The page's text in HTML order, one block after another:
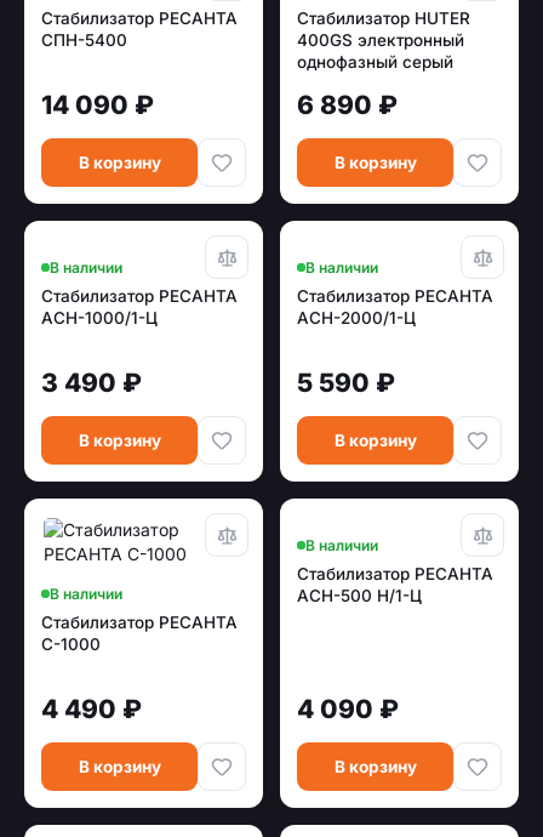
Стабилизатор РЕСАНТА
СПН-5400
14 090 ₽
В корзину
Стабилизатор HUTER
400GS электронный
однофазный серый
6 890 ₽
В корзину
В наличии
Стабилизатор РЕСАНТА
АСН-1000/1-Ц
3 490 ₽
В корзину
В наличии
Стабилизатор РЕСАНТА
АСН-2000/1-Ц
5 590 ₽
В корзину
В наличии
Стабилизатор РЕСАНТА
С-1000
4 490 ₽
В корзину
В наличии
Стабилизатор РЕСАНТА
АСН-500 Н/1-Ц
4 090 ₽
В корзину